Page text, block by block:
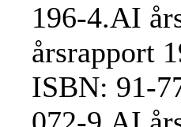
196-4.AI
årsrapport
ISBN: 91-